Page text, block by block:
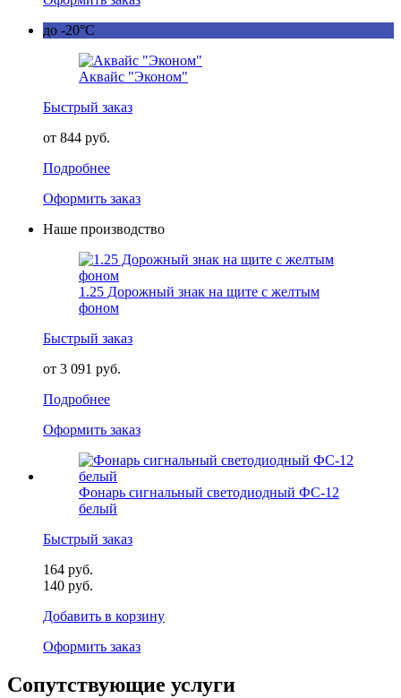
до -20°C
Аквайс "Эконом"
Быстрый заказ
от 844 руб.
Подробнее
Оформить заказ
Наше производство
1.25 Дорожный знак на щите с желтым
фоном
Быстрый заказ
от 3 091 руб.
Подробнее
Оформить заказ
Фонарь сигнальный светодиодный ФС-12
белый
Быстрый заказ
164 руб.
140 руб.
Добавить в корзину
Оформить заказ
Сопутствующие услуги